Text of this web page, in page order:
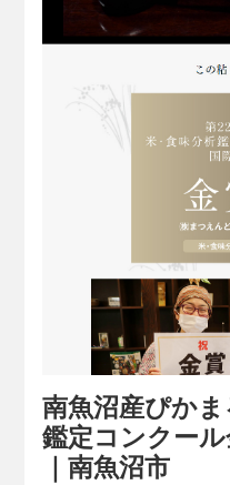
南魚沼産ぴか
鑑定コンクー
｜南魚沼市